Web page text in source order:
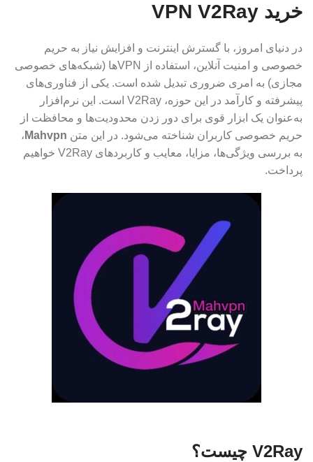
خريد VPN V2Ray
در دنیای امروز، با گسترش اینترنت و افزایش نیاز به حریم
خصوصی و امنیت آنلاین، استفاده از VPNها (شبکه‌های خصوصی
مجازی) به امری ضروری تبدیل شده است. یکی از فناوری‌های
پیشرفته و کارآمد در این حوزه، V2Ray است. این نرم‌افزار
به‌عنوان یک ابزار قوی برای دور زدن محدودیت‌ها و محافظت از
حریم خصوصی کاربران شناخته می‌شود. در این متن Mahvpn ،
به بررسی ویژگی‌ها، مزایا، معایب و کاربردهای V2Ray خواهیم
پرداخت.
V2Ray چیست؟